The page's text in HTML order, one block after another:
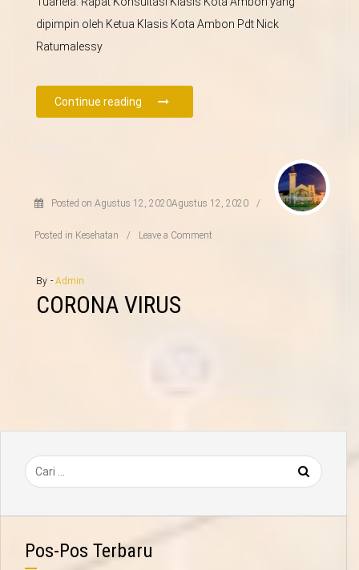
dipimpin oleh Ketua Klasis Kota Ambon Pdt Nick
Ratumalessy
Continue reading
Posted on Agustus 12, 2020Agustus 12, 2020 /
Posted in Kesehatan / Leave a Comment
By - Admin
CORONA VIRUS
Pos-Pos Terbaru